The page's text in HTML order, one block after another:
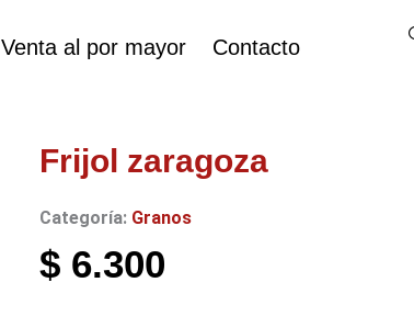
Venta al por mayor Contacto
Frijol zaragoza
Categoría: Granos
$ 6.300